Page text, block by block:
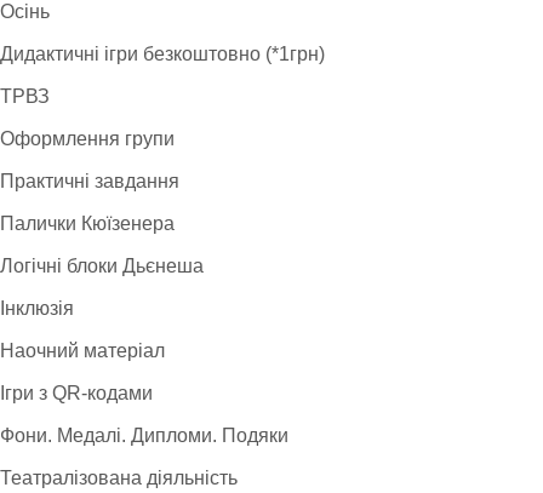
Осінь
Дидактичні ігри безкоштовно (*1грн)
ТРВЗ
Оформлення групи
Практичні завдання
Палички Кюїзенера
Логічні блоки Дьєнеша
Інклюзія
Наочний матеріал
Ігри з QR-кодами
Фони. Медалі. Дипломи. Подяки
Театралізована діяльність